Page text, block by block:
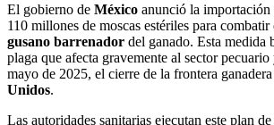
El gobierno de México anunció la importación
110 millones de moscas estériles para
gusano barrenador del ganado. Esta medida
plaga que afecta gravemente al sector
mayo de 2025, el cierre de la frontera
Unidos.
Las autoridades sanitarias ejecutan este plan